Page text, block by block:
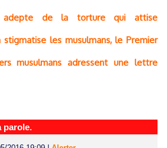
adepte de la torture qui attise
stigmatise les musulmans, le Premier
musulmans adressent une lettre
parole.